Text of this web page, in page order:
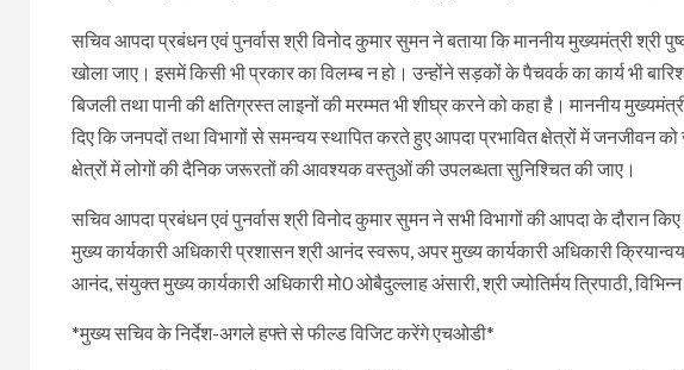
सचिव आपदा प्रबंधन एवं पुनर्वास श्री विनोद कुमार सुमन ने बताया कि माननीय मुख्यमंत्री श्री
खोला जाए। इसमें किसी भी प्रकार का विलम्ब न हो। उन्होंने सड़कों के पैचवर्क का कार्य भी
बिजली तथा पानी की क्षतिग्रस्त लाइनों की मरम्मत भी शीघ्र करने को कहा है। माननीय
दिए कि जनपदों तथा विभागों से समन्वय स्थापित करते हुए आपदा प्रभावित क्षेत्रों में जनजीवन
क्षेत्रों में लोगों की दैनिक जरूरतों की आवश्यक वस्तुओं की उपलब्धता सुनिश्चित की जाए।
सचिव आपदा प्रबंधन एवं पुनर्वास श्री विनोद कुमार सुमन ने सभी विभागों की आपदा के दौरान
मुख्य कार्यकारी अधिकारी प्रशासन श्री आनंद स्वरूप, अपर मुख्य कार्यकारी अधिकारी
आनंद, संयुक्त मुख्य कार्यकारी अधिकारी मो0 ओबैदुल्लाह अंसारी, श्री ज्योतिर्मय त्रिपाठी,
*मुख्य सचिव के निर्देश-अगले हफ्ते से फील्ड विजिट करेंगे एचओडी*